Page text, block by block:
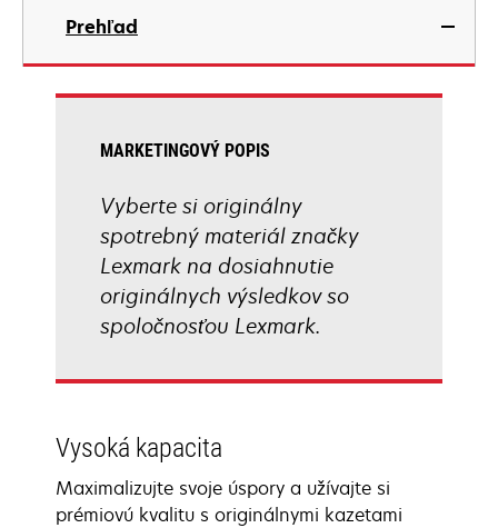
Prehľad
MARKETINGOVÝ POPIS
Vyberte si originálny
spotrebný materiál značky
Lexmark na dosiahnutie
originálnych výsledkov so
spoločnosťou Lexmark.
Vysoká kapacita
Maximalizujte svoje úspory a užívajte si
prémiovú kvalitu s originálnymi kazetami